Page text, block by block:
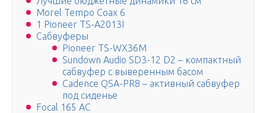
Morel Tempo Coax 6
1 Pioneer TS-A2013I
Сабвуферы
Pioneer TS-WX36M
Sundown Audio SD3-12 D2 – компактный
сабвуфер с выверенным басом
Cadence QSA-PR8 – активный сабвуфер
под сиденье
Focal 165 AC